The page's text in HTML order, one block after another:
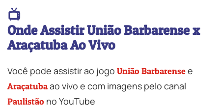
📺
Onde Assistir União Barbarense x
Araçatuba Ao Vivo
Você pode assistir ao jogo União Barbarensee
Araçatubaao vivo e com imagens pelo canal
Paulistão no YouTube